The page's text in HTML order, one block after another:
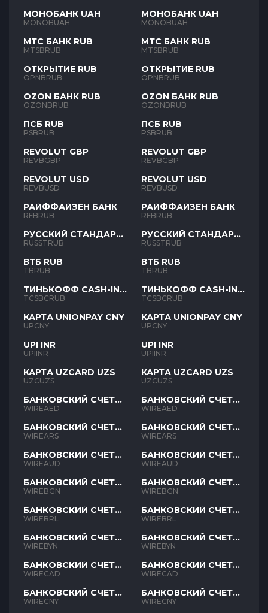
МОНОБАНК UAH
MONOBUAH
МТС БАНК RUB
MTSBRUB
ОТКРЫТИЕ RUB
OPNBRUB
OZON БАНК RUB
OZONBRUB
ПСБ RUB
PSBRUB
REVOLUT GBP
REVBGBP
REVOLUT USD
REVBUSD
РАЙФФАЙЗЕН БАНК
RFBRUB
РУССКИЙ СТАНДАРТ
RUB
RUSSTRUB
ВТБ RUB
TBRUB
ТИНЬКОФФ CASH-IN
RUB
TCSBCRUB
КАРТА UNIONPAY CNY
UPCNY
UPI INR
UPIINR
КАРТА UZCARD UZS
UZCUZS
БАНКОВСКИЙ СЧЕТ
AED
WIREAED
БАНКОВСКИЙ СЧЕТ
ARS
WIREARS
БАНКОВСКИЙ СЧЕТ
AUD
WIREAUD
БАНКОВСКИЙ СЧЕТ
BGN
WIREBGN
БАНКОВСКИЙ СЧЕТ
BRL
WIREBRL
БАНКОВСКИЙ СЧЕТ
BYN
WIREBYN
БАНКОВСКИЙ СЧЕТ
CAD
WIRECAD
БАНКОВСКИЙ СЧЕТ
CNY
WIRECNY
МОНОБАНК UAH
MONOBUAH
МТС БАНК RUB
MTSBRUB
ОТКРЫТИЕ RUB
OPNBRUB
OZON БАНК RUB
OZONBRUB
ПСБ RUB
PSBRUB
REVOLUT GBP
REVBGBP
REVOLUT USD
REVBUSD
РАЙФФАЙЗЕН БАНК
RFBRUB
РУССКИЙ СТАНДАРТ
RUB
RUSSTRUB
ВТБ RUB
TBRUB
ТИНЬКОФФ CASH-IN
RUB
TCSBCRUB
КАРТА UNIONPAY CNY
UPCNY
UPI INR
UPIINR
КАРТА UZCARD UZS
UZCUZS
БАНКОВСКИЙ СЧЕТ
AED
WIREAED
БАНКОВСКИЙ СЧЕТ
ARS
WIREARS
БАНКОВСКИЙ СЧЕТ
AUD
WIREAUD
БАНКОВСКИЙ СЧЕТ
BGN
WIREBGN
БАНКОВСКИЙ СЧЕТ
BRL
WIREBRL
БАНКОВСКИЙ СЧЕТ
BYN
WIREBYN
БАНКОВСКИЙ СЧЕТ
CAD
WIRECAD
БАНКОВСКИЙ СЧЕТ
CNY
WIRECNY